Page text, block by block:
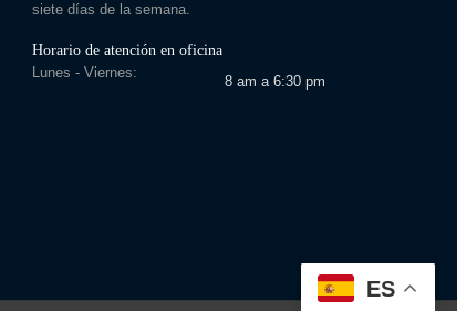
siete días de la semana.
Horario de atención en oficina
Lunes - Viernes:
8 am a 6:30 pm
ES